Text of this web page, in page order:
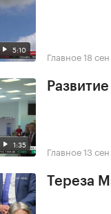
5:10 Главное18
1:35 Главное13
Тереза